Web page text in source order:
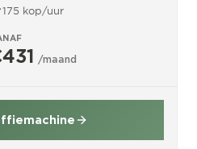
175 kop/uur
/maand